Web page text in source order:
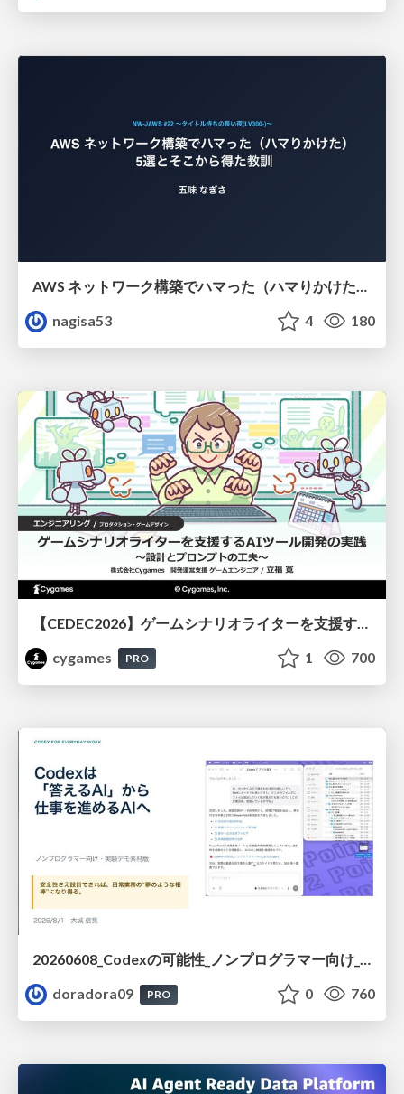
AWS ネットワーク構築でハマった（ハマりかけた） 5選とそこから得た教訓
nagisa53
4 180
cygames
PRO 1 700
20260608_Codexの可能性_ノンプログラマー向け_大城追記
doradora09
PRO 0 760